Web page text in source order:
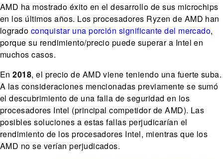
AMD ha mostrado éxito en el desarrollo de sus microchips
en los últimos años. Los procesadores Ryzen de AMD han
logrado conquistar una porción significante del mercado,
porque su rendimiento/precio puede superar a Intel en
muchos casos.
En2018, el precio de AMD viene teniendo una fuerte suba.
A las consideraciones mencionadas previamente se sumó
el descubrimiento de una falla de seguridad en los
procesadores Intel (principal competidor de AMD). Las
posibles soluciones a estas fallas perjudicarían el
rendimiento de los procesadores Intel, mientras que los
AMD no se verían perjudicados.